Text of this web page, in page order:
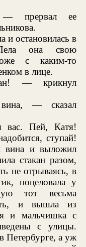
прервал ее
и остановилась в
она свою
с каким-то
в лице.
— крикнул
— сказал
Пей, Катя!
ступай!
вина и выложил
стакан разом,
не отрываясь, в
поцеловала у
тот весьма
и вышла из
и мальчишка с
с улицы.
Петербурге, а уж